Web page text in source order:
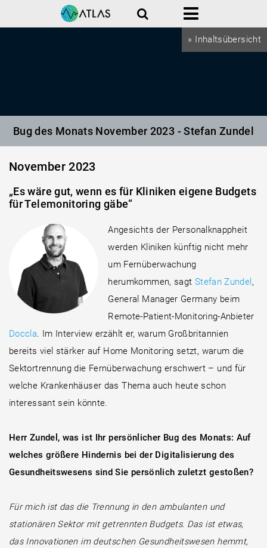
» Inhaltsübersicht
Suche Menü
Bug des Monats November 2023 - Stefan Zundel
November 2023
„Es wäre gut, wenn es für Kliniken eigene Budgets
für Telemonitoring gäbe“
Angesichts der Personalknappheit
werden Kliniken künftig nicht mehr
um Fernüberwachung
herumkommen, sagt Stefan Zundel ,
General Manager Germany beim
Remote-Patient-Monitoring-Anbieter
Doccla . Im Interview erzählt er, warum Großbritannien
bereits viel stärker auf Home Monitoring setzt, warum die
Sektortrennung die Fernüberwachung erschwert – und für
welche Krankenhäuser das Thema auch heute schon
interessant sein könnte.
Herr Zundel, was ist Ihr persönlicher Bug des Monats: Auf
welches größere Hindernis bei der Digitalisierung des
Gesundheitswesens sind Sie persönlich zuletzt gestoßen?
Für mich ist das die Trennung in den ambulanten und
stationären Sektor mit getrennten Budgets. Das ist etwas,
das Innovationen im deutschen Gesundheitswesen hemmt,